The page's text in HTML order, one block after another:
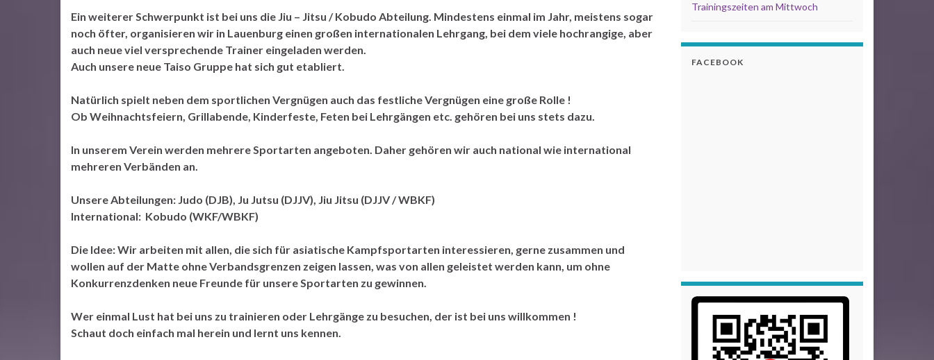
Ein weiterer Schwerpunkt ist bei uns die Jiu – Jitsu / Kobudo Abteilung. Mindestens einmal im Jahr, meistens sogar
noch öfter, organisieren wir in Lauenburg einen großen internationalen Lehrgang, bei dem viele hochrangige, aber
auch neue viel versprechende Trainer eingeladen werden.
Auch unsere neue Taiso Gruppe hat sich gut etabliert.
Natürlich spielt neben dem sportlichen Vergnügen auch das festliche Vergnügen eine große Rolle !
Ob Weihnachtsfeiern, Grillabende, Kinderfeste, Feten bei Lehrgängen etc. gehören bei uns stets dazu.
In unserem Verein werden mehrere Sportarten angeboten. Daher gehören wir auch national wie international
mehreren Verbänden an.
Unsere Abteilungen: Judo (DJB), Ju Jutsu (DJJV), Jiu Jitsu (DJJV / WBKF)
International: Kobudo (WKF/WBKF)
Die Idee: Wir arbeiten mit allen, die sich für asiatische Kampfsportarten interessieren, gerne zusammen und
wollen auf der Matte ohne Verbandsgrenzen zeigen lassen, was von allen geleistet werden kann, um ohne
Konkurrenzdenken neue Freunde für unsere Sportarten zu gewinnen.
Wer einmal Lust hat bei uns zu trainieren oder Lehrgänge zu besuchen, der ist bei uns willkommen !
Schaut doch einfach mal herein und lernt uns kennen.
Trainingszeiten am Mittwoch
FACEBOOK